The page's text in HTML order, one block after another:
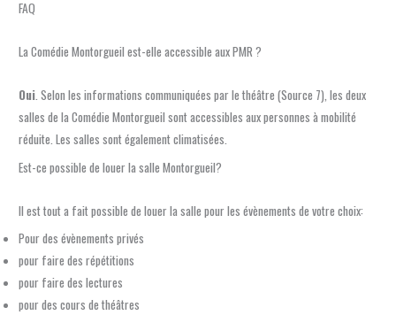
FAQ
La Comédie Montorgueil est-elle accessible aux PMR ?
Oui . Selon les informations communiquées par le théâtre (Source 7), les deux
salles de la Comédie Montorgueil sont accessibles aux personnes à mobilité
réduite. Les salles sont également climatisées.
Est-ce possible de louer la salle Montorgueil?
Il est tout a fait possible de louer la salle pour les évènements de votre choix:
Pour des évènements privés
pour faire des répétitions
pour faire des lectures
pour des cours de théâtres